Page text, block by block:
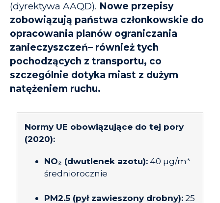
(dyrektywa AAQD). Nowe przepisy
zobowiązują państwa członkowskie do
opracowania planów ograniczania
zanieczyszczeń– również tych
pochodzących z transportu, co
szczególnie dotyka miast z dużym
natężeniem ruchu.
Normy UE obowiązujące do tej pory
(2020):
NO₂ (dwutlenek azotu):40 µg/m³
średniorocznie
PM2.5 (pył zawieszony drobny):25